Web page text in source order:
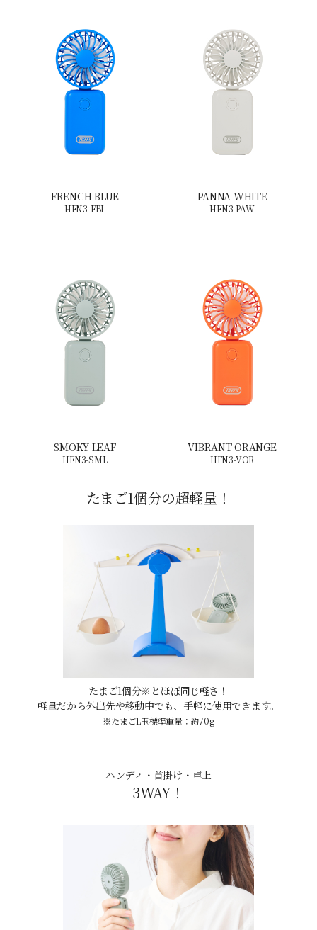
FRENCH BLUE
HFN3-FBL
PANNA WHITE
HFN3-PAW
SMOKY LEAF
HFN3-SML
VIBRANT ORANGE
HFN3-VOR
たまご1個分の超軽量！
たまご1個分※とほぼ同じ軽さ！
軽量だから外出先や移動中でも、手軽に使用できます。
※たまごL玉標準重量：約70g
ハンディ・首掛け・卓上
3WAY！